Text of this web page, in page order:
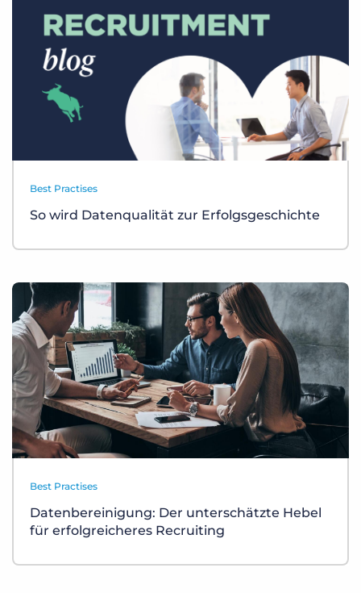
Best Practises
So wird Datenqualität zur Erfolgsgeschichte
Best Practises
Datenbereinigung: Der unterschätzte Hebel
für erfolgreicheres Recruiting